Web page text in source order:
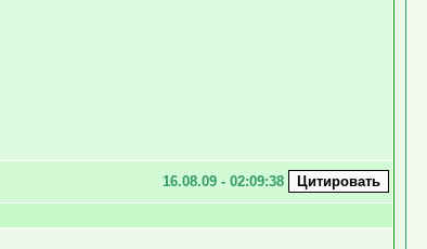
16.08.09 - 02:09:38